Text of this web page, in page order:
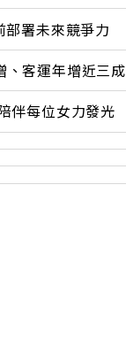
署未來競爭力
、客運年增近三成
伴每位女力發光